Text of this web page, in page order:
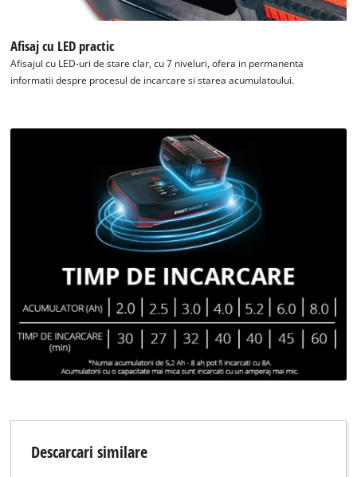
Avem nevoie de acordul dvs. pentru a
incarca serviciul Google Maps!
This content is not permitted to load due
to trackers that are not disclosed to the
visitor. The website owner needs to setup
the site with their CMP to add this content
Powered byUsercentrics Consent
Management Platform
Afisaj cu LED practic
Afisajul cu LED-uri de stare clar, cu 7 niveluri, ofera in permanenta
informatii despre procesul de incarcare si starea acumulatoului.
Descarcari similare